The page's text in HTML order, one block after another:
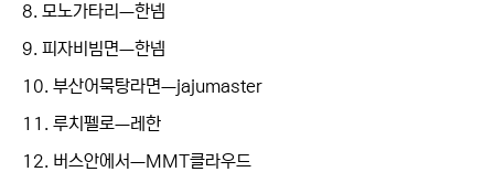
8. 모노가타리ㅡ한넴
9. 피자비빔면ㅡ한넴
10. 부산어묵탕라면ㅡjajumaster
11. 루치펠로ㅡ레한
12. 버스안에서ㅡMMT클라우드